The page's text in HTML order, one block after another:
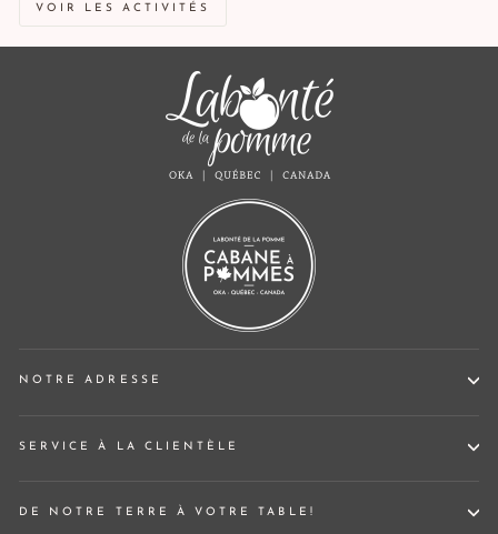
VOIR LES ACTIVITÉS
NOTRE ADRESSE
SERVICE À LA CLIENTÈLE
DE NOTRE TERRE À VOTRE TABLE!